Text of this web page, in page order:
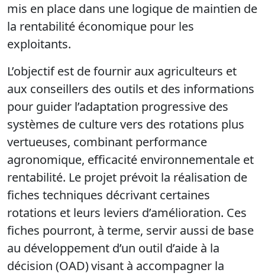
mis en place dans une logique de maintien de
la rentabilité économique pour les
exploitants.
L’objectif est de fournir aux agriculteurs et
aux conseillers des outils et des informations
pour guider l’adaptation progressive des
systèmes de culture vers des rotations plus
vertueuses, combinant performance
agronomique, efficacité environnementale et
rentabilité. Le projet prévoit la réalisation de
fiches techniques décrivant certaines
rotations et leurs leviers d’amélioration. Ces
fiches pourront, à terme, servir aussi de base
au développement d’un outil d’aide à la
décision (OAD)visant à accompagner la